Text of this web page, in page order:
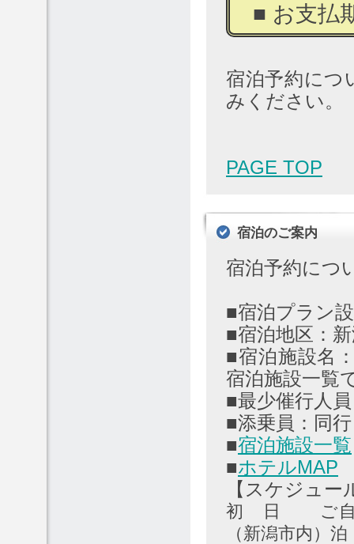
■ お支払
宿泊予約につ
みください。
PAGE TOP
宿泊のご案内
宿泊予約につ
■宿泊プラン
■宿泊地区：
■宿泊施設名
宿泊施設一覧
■最少催行人
■添乗員：同
■宿泊施設一覧
■ホテルMAP
【スケジュー
初 日 ご自宅
（新潟市内）